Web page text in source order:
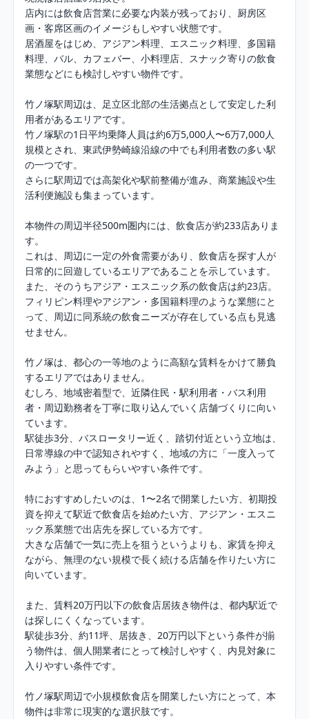
店内には飲食店営業に必要な内装が残っており、厨房区
画・客席区画のイメージもしやすい状態です。
居酒屋をはじめ、アジアン料理、エスニック料理、多国籍
料理、バル、カフェバー、小料理店、スナック寄りの飲食
業態などにも検討しやすい物件です。
竹ノ塚駅周辺は、足立区北部の生活拠点として安定した利
用者があるエリアです。
竹ノ塚駅の1日平均乗降人員は約6万5,000人〜6万7,000人
規模とされ、東武伊勢崎線沿線の中でも利用者数の多い駅
の一つです。
さらに駅周辺では高架化や駅前整備が進み、商業施設や生
活利便施設も集まっています。
本物件の周辺半径500m圏内には、飲食店が約233店ありま
す。
これは、周辺に一定の外食需要があり、飲食店を探す人が
日常的に回遊しているエリアであることを示しています。
また、そのうちアジア・エスニック系の飲食店は約23店。
フィリピン料理やアジアン・多国籍料理のような業態にと
って、周辺に同系統の飲食ニーズが存在している点も見逃
せません。
竹ノ塚は、都心の一等地のように高額な賃料をかけて勝負
するエリアではありません。
むしろ、地域密着型で、近隣住民・駅利用者・バス利用
者・周辺勤務者を丁寧に取り込んでいく店舗づくりに向い
ています。
駅徒歩3分、バスロータリー近く、踏切付近という立地は、
日常導線の中で認知されやすく、地域の方に「一度入って
みよう」と思ってもらいやすい条件です。
特におすすめしたいのは、1〜2名で開業したい方、初期投
資を抑えて駅近で飲食店を始めたい方、アジアン・エスニ
ック系業態で出店先を探している方です。
大きな店舗で一気に売上を狙うというよりも、家賃を抑え
ながら、無理のない規模で長く続ける店舗を作りたい方に
向いています。
また、賃料20万円以下の飲食店居抜き物件は、都内駅近で
は探しにくくなっています。
駅徒歩3分、約11坪、居抜き、20万円以下という条件が揃
う物件は、個人開業者にとって検討しやすく、内見対象に
入りやすい条件です。
竹ノ塚駅周辺で小規模飲食店を開業したい方にとって、本
物件は非常に現実的な選択肢です。